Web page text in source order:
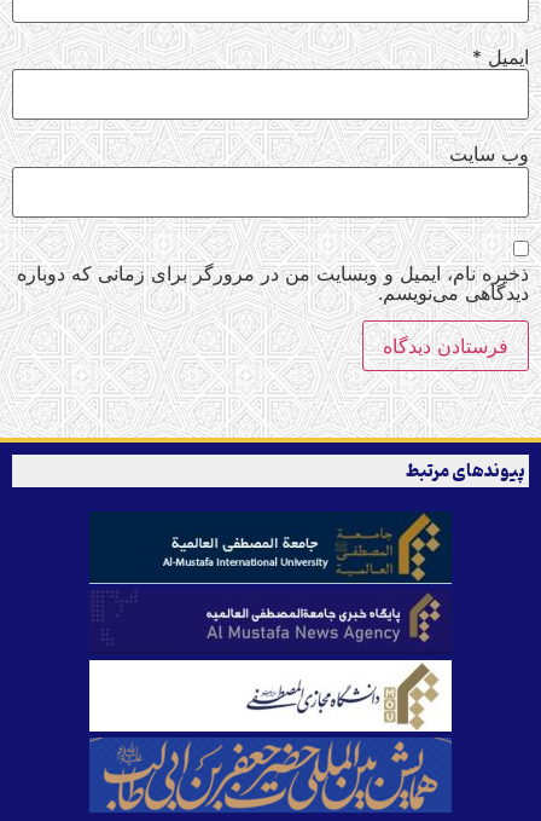
ایمیل*
وب‌ سایت
ذخیره نام، ایمیل و وبسایت من در مرورگر برای زمانی که دوباره
دیدگاهی می‌نویسم.
پیوندهای مرتبط